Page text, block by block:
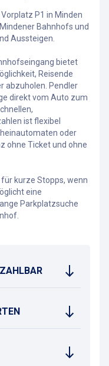
P1 in Minden
Bahnhofs und
Aussteigen.
bietet
Reisende
abzuholen. Pendler
direkt vom Auto zum
ist flexibel
oder
ohne Ticket und ohne
kurze Stopps, wenn
eine
Parkplatzsuche